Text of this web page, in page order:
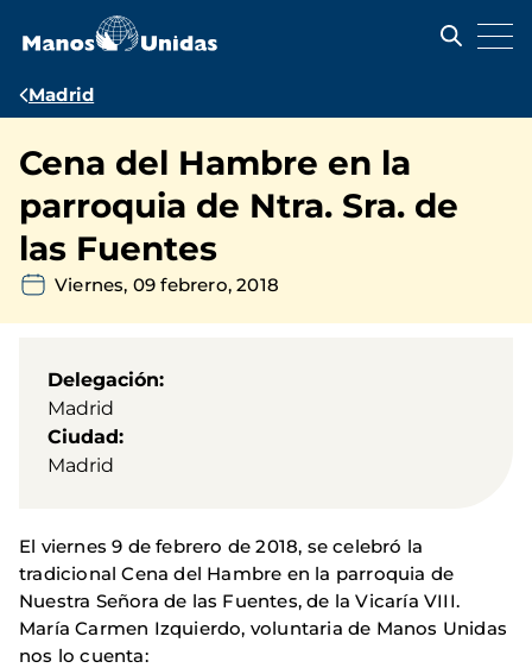
contenido
Ruta
navegación
Madrid
Cena del Hambre en la
parroquia de Ntra. Sra. de
las Fuentes
Viernes, 09 febrero, 2018
Delegación
Madrid
Ciudad
Madrid
El viernes 9 de febrero de 2018, se celebró la
tradicional Cena del Hambre en la parroquia de
Nuestra Señora de las Fuentes, de la Vicaría VIII.
María Carmen Izquierdo, voluntaria de Manos Unidas
nos lo cuenta: